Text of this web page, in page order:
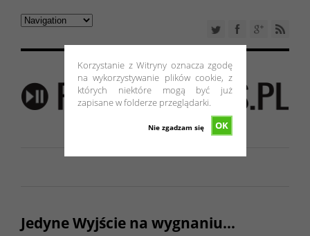
Korzystanie z Witryny oznacza zgodę
na wykorzystywanie plików cookie, z
których niektóre mogą być już
zapisane w folderze przeglądarki.
OK
Nie zgadzam się
Jedyne Wyjście na wygnaniu…